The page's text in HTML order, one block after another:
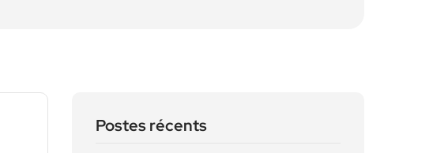
Postes récents